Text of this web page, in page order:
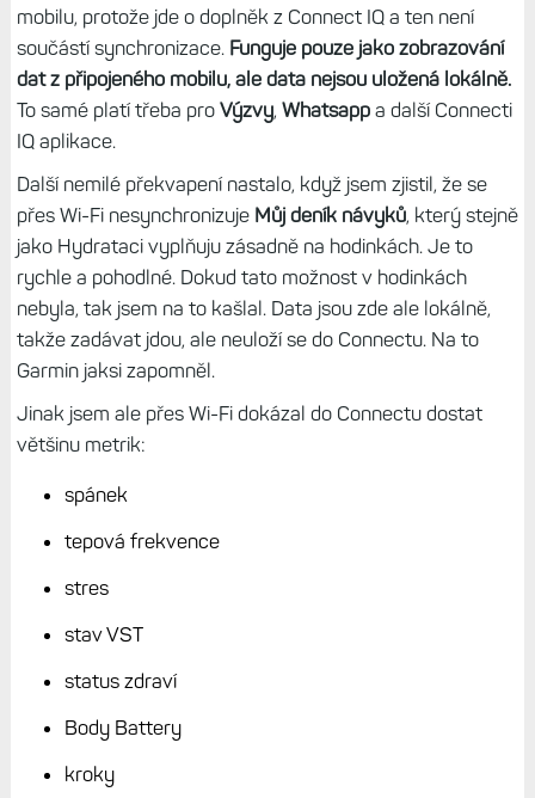
mobilu, protože jde o doplněk z Connect IQ a ten není
součástí synchronizace. Funguje pouze jako zobrazování
dat z připojeného mobilu, ale data nejsou uložená lokálně.
To samé platí třeba pro Výzvy, Whatsappa další Connecti
IQ aplikace.
Další nemilé překvapení nastalo, když jsem zjistil, že se
přes Wi-Fi nesynchronizuje Můj deník návyků, který stejně
jako Hydrataci vyplňuju zásadně na hodinkách. Je to
rychle a pohodlné. Dokud tato možnost v hodinkách
nebyla, tak jsem na to kašlal. Data jsou zde ale lokálně,
takže zadávat jdou, ale neuloží se do Connectu. Na to
Garmin jaksi zapomněl.
Jinak jsem ale přes Wi-Fi dokázal do Connectu dostat
většinu metrik:
spánek
tepová frekvence
stres
stav VST
status zdraví
Body Battery
kroky